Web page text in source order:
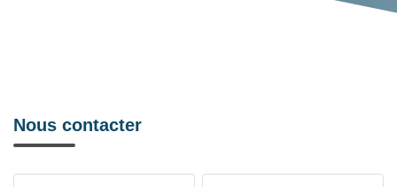
Nous contacter